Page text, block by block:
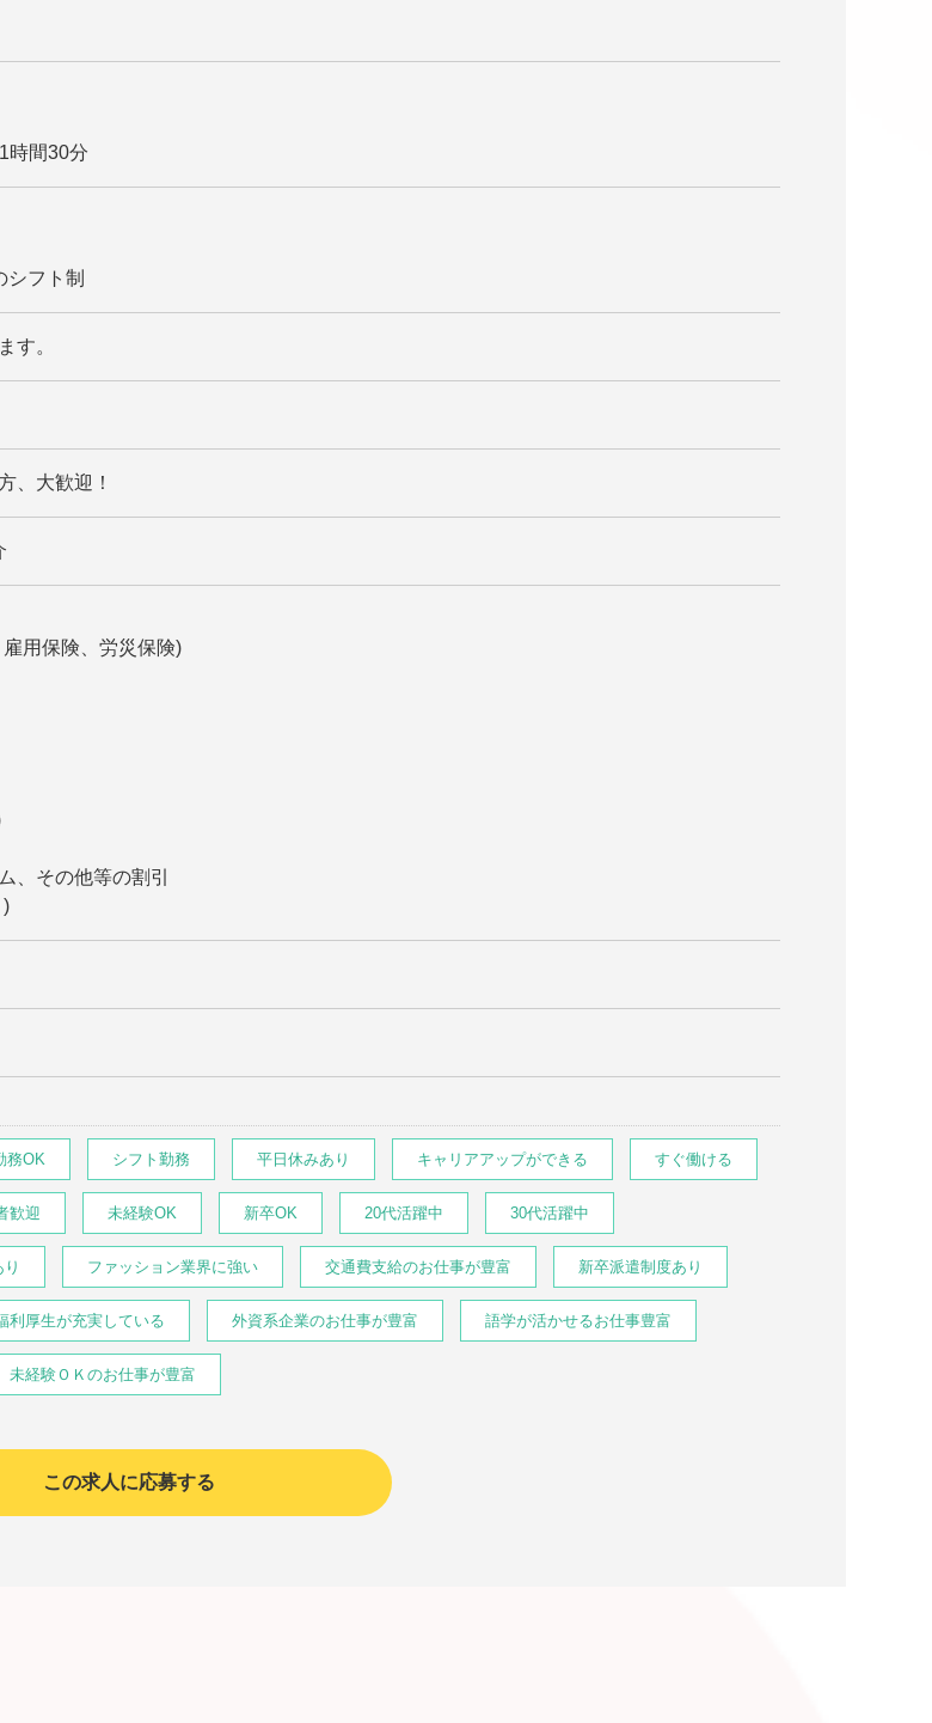
間30分
フト制
す。
、大歓迎！
用保険、労災保険)
、その他等の割引
)
務OK シフト勤務 平日休みあり キャリアアップができる すぐ働ける
歓迎 未経験OK 新卒OK 20代活躍中 30代活躍中
ファッション業界に強い 交通費支給のお仕事が豊富 新卒派遣制度あり
利厚生が充実している 外資系企業のお仕事が豊富 語学が活かせるお仕事豊富
未経験ＯＫのお仕事が豊富
この求人に応募する